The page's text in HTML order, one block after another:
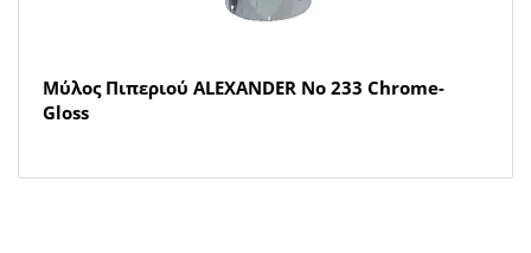
Μύλος Πιπεριού ALEXANDER Νο 233 Chrome-
Gloss